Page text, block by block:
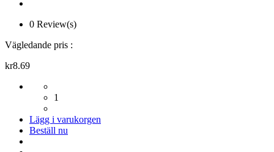
0 Review(s)
Vägledande pris :
kr8.69
1
Lägg i varukorgen
Beställ nu